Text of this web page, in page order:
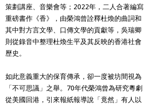
策劃講座、音樂會等；2022年，二人合著編寫
重磅書作《香》，由榮鴻曾詮釋杜煥的曲詞和
其中對方言文學、口傳文學的貢獻等，吳瑞卿
則從錄音中整理杜煥生平及其反映的香港社會
歷史。
如此意義重大的保育傳承，卻一度被坊間視為
「不可思議」之舉。70年代榮鴻曾為研究粵劇
從美國回港，引來報紙報導說「竟然」有人以